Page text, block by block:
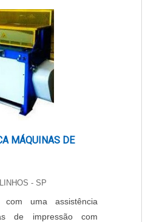
MÁQUINAS DE
- SP
uma assistência
de impressão com